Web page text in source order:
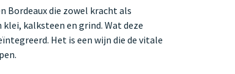
Bordeaux die zowel kracht als
kalksteen en grind. Wat deze
Het is een wijn die de vitale